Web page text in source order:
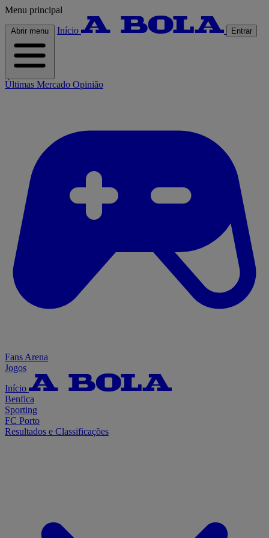
Menu principal
Abrir menu Início Entrar
Últimas Mercado Opinião
Fans Arena
Jogos
Início
Benfica
Sporting
FC Porto
Resultados e Classificações